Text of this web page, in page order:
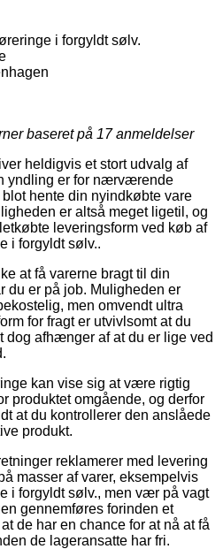
i forgyldt sølv.
baseret på 17anmeldelser
heldigvis et stort udvalg af
yndling er for nærværende
hente din nyindkøbte vare
er altså meget ligetil, og
leveringsform ved køb af
i forgyldt sølv..
at få varerne bragt til din
du er på job. Muligheden er
men omvendt ultra
for fragt er utvivlsomt at du
dog afhænger af at du er lige ved
kan vise sig at være rigtig
produktet omgående, og derfor
at du kontrollerer den anslåede
produkt.
reklamerer med levering
masser af varer, eksempelvis
i forgyldt sølv., men vær på vagt
gennemføres forinden et
de har en chance for at nå at få
de lageransatte har fri.